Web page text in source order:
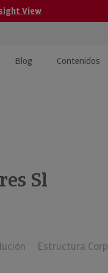
View
Blog Contenidos
Sl
Estructura